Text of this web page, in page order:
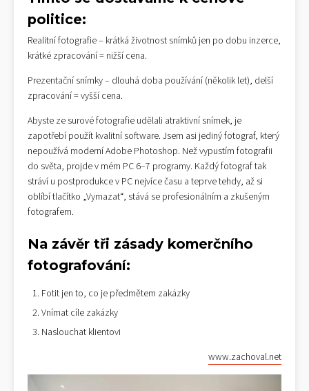
politice:
Realitní fotografie – krátká životnost snímků jen po dobu inzerce,
krátké zpracování = nižší cena.
Prezentační snímky – dlouhá doba používání (několik let), delší
zpracování = vyšší cena.
Abyste ze surové fotografie udělali atraktivní snímek, je
zapotřebí použít kvalitní software. Jsem asi jediný fotograf, který
nepoužívá moderní Adobe Photoshop. Než vypustím fotografii
do světa, projde v mém PC 6–7 programy. Každý fotograf tak
stráví u postprodukce v PC nejvíce času a teprve tehdy, až si
oblíbí tlačítko „Vymazat“, stává se profesionálním a zkušeným
fotografem.
Na závěr tři zásady komerčního
fotografování:
Fotit jen to, co je předmětem zakázky
Vnímat cíle zakázky
Naslouchat klientovi
www.zachoval.net